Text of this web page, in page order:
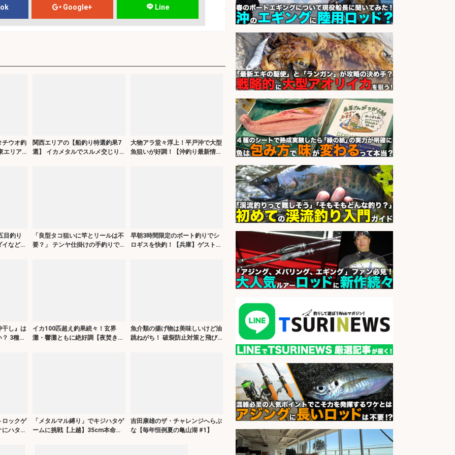
Google+ Line
チウオ釣
エリア
関西エリアの【船釣り特選釣果7
選】 イカメタルでスルメ交じり
大物アラ堂々浮上！平戸沖で大型
魚狙いが好調！【沖釣り最新情報
目釣り
など多
「良型タコ狙いに竿とリールは不
要？」 テンヤ仕掛けの手釣りで
早朝3時間限定のボート釣りでシ
ロギスを快釣！【兵庫】ゲスト交
干し』は
3種の
イカ100匹超え釣果続々！玄界
灘・響灘ともに絶好調【夜焚きイ
魚介類の揚げ物は美味しいけど油
跳ねがち！ 破裂防止対策と飛び
ロックゲ
ハタ類
「メタルマル縛り」でキジハタゲ
ームに挑戦【上越】35cm本命に
吉田康雄のザ・チャレンジへらぶ
な【毎年恒例夏の亀山湖 #1】